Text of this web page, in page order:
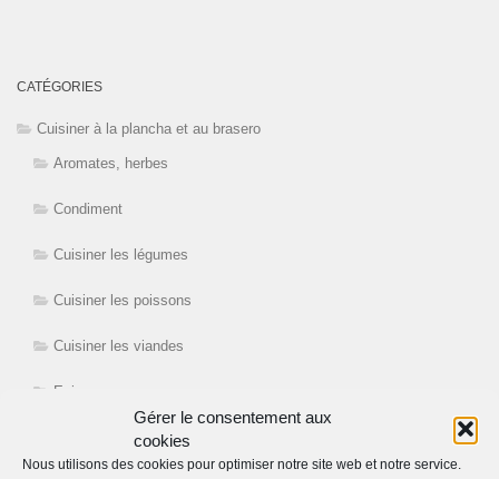
Gérer le consentement aux
cookies
Nous utilisons des cookies pour optimiser notre site web et notre service.
CATÉGORIES
Cuisiner à la plancha et au brasero
Aromates, herbes
Condiment
Cuisiner les légumes
Cuisiner les poissons
Cuisiner les viandes
Epices
Le brasero plancha